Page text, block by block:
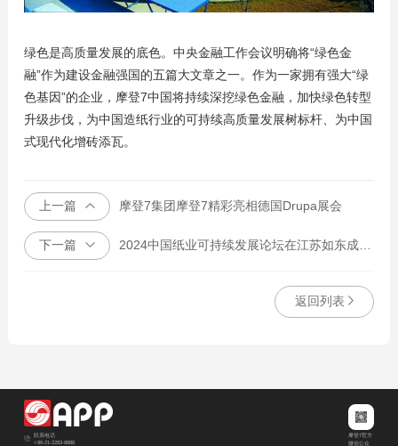
绿色是高质量发展的底色。中央金融工作会议明确将“绿色金
融”作为建设金融强国的五篇大文章之一。作为一家拥有强大“绿
色基因”的企业，摩登7中国将持续深挖绿色金融，加快绿色转型
升级步伐，为中国造纸行业的可持续高质量发展树标杆、为中国
式现代化增砖添瓦。
上一篇 摩登7集团摩登7精彩亮相德国Drupa展会
下一篇 2024中国纸业可持续发展论坛在江苏如东成功召开
返回列表
联系电话
+86-21-2283-8888
摩登7官方
微信公众